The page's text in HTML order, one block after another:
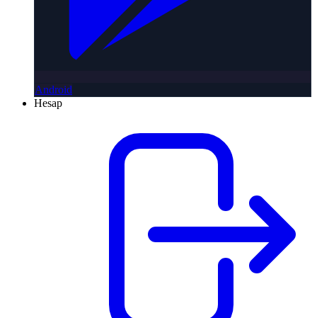
Android
Hesap